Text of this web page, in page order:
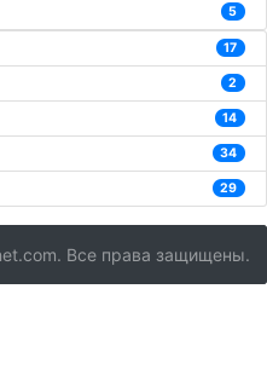
5
17
2
14
34
29
Все права защищены.